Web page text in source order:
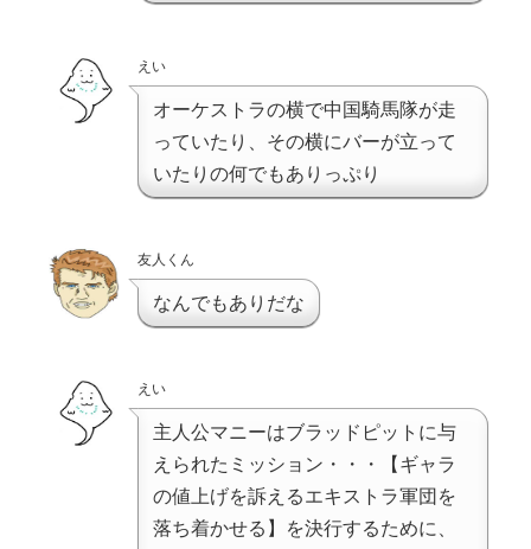
えい
オーケストラの横で中国騎馬隊が走
っていたり、その横にバーが立って
いたりの何でもありっぷり
友人くん
なんでもありだな
えい
主人公マニーはブラッドピットに与
えられたミッション・・・【ギャラ
の値上げを訴えるエキストラ軍団を
落ち着かせる】を決行するために、